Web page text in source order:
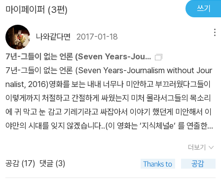
인가요가난한 목자들의 초라한 경배보다 동방박사의 황금 주님도 사
랑하나요 얼마 전 친구와 그런 대화를 나눈 적이 있다. 독실한 기독교
신자인 친구는 동성애에 대해서 무척 불편한 감정을 느꼈는데 자신이
느끼는 불편함이 어디서 오는지에 대해서는 설명하지 못했다. 아마도
그건 교육 탓이지 싶다. 교회에서 그렇게 주장하고 강조하니까 당연
히 문제라고 여겨왔던 게 아닐까. 그래서 질문했다. 동성애자이기 때
문에 배척하고 등돌리는 그 교회에, 예수님은 계실까? 친구는 고민하
는 눈치를 보이더니 대답하지 못했다. 그리고 집으로 가는 길에 문자
를 보내왔다. 생각해 보지 못한 문제인데, 깊이 생각하게 되었다고. 이
런 고민을 하게 되어서 좋았다고...이런 질문들이 우리에게 필요하다.
그래서 이런 책들이 필요하다. 고민하게 만들고 대답을 찾으려고 노
력하게 만드니까. 헌법이 보장하는 노동3권그중 하나인 파업하지만
관, 참모총장, 군장성출신들 그리고 명단에 포함된 낯익은 이름 대한
민국 예비역장성모임성우회고문유재홍 이명박대통령 전시작전통제
권 환수 연기박근혜대통령 전시작전통제권 무기한 연기 비행
기, 배, 탱크등 군수품 몰래 빼먹는 똥별들1,600억원이나 몰래 빼먹
은 방산비리를 ‘생계형범죄’라 두둔하는 현직 국방장관 5천만명이 살
아가는 경제대국 어쩌구 하는 국가 하지만전쟁이 일어나면 자기결정
권이 없는 나라이 책은 재미있다. 바쁘고 급하게 살아가도록 강요되
는 우리사회혹세무민시스템에 가려져 보이지 않는 세상의 일들을 지
루하지 않게 각자의 ᄉᆞᆱ과 연결되도록 보여준다. 영상으로 같이 견줄
수 있어서 더 할 나위 없다. 요즘은 이야기를 생산하고 이야기를 소비
하는 시대다일상에서 얻어진 조각조각들을 엮어서 자기가 하고 싶은
이야기를 재미있게 표현하는 창조적인 삶을 살고픈 사람들에게 일독
마이페이퍼 (3편) 쓰기
나와같다면 2017-01-18
7년-그들이 없는 언론 (Seven Years-Jou...
7년-그들이 없는 언론 (Seven Years-Journalism without Jour
nalist, 2016)영화를 보는 내내 너무나 미안하고 부끄러웠다그들이
이렇게까지 처절하고 간절하게 싸웠는지 미처 몰라서그들의 목소리
에 귀 막고 눈 감고 기레기라고 싸잡아서 이야기 했던게 미안해서 이
야만의 시대를 잊지 않겠습니다..(이 영화는 ‘지식체널e‘ 를 연출한
더보기
공감 (17) 댓글 (3)